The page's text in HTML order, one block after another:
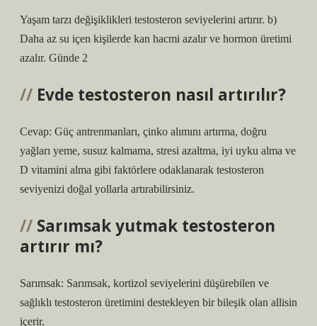
Yaşam tarzı değişiklikleri testosteron seviyelerini artırır. b)
Daha az su içen kişilerde kan hacmi azalır ve hormon üretimi
azalır. Günde 2
Evde testosteron nasıl artırılır?
Cevap: Güç antrenmanları, çinko alımını artırma, doğru
yağları yeme, susuz kalmama, stresi azaltma, iyi uyku alma ve
D vitamini alma gibi faktörlere odaklanarak testosteron
seviyenizi doğal yollarla artırabilirsiniz.
Sarımsak yutmak testosteron
artırır mı?
Sarımsak: Sarımsak, kortizol seviyelerini düşürebilen ve
sağlıklı testosteron üretimini destekleyen bir bileşik olan allisin
içerir.